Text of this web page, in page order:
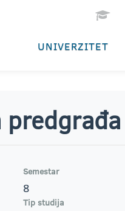
UNIVERZITET
predgrađa
Semestar
8
Tip studija